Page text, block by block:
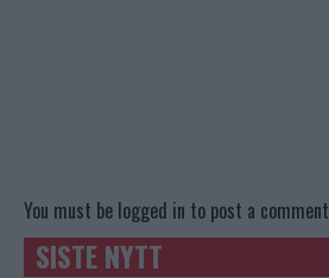
You must be logged in to post a
SISTE NYTT